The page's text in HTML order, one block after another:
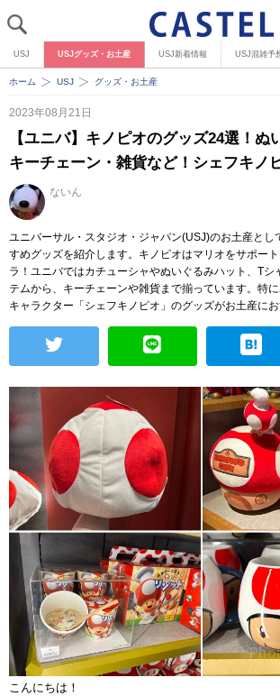
USJ USJグッズ・お土産 USJ新着情報 USJ混雑予
ホーム USJ グッズ・お土産
2023年08月21日
【ユニバ】キノピオのグッズ24選！ぬ
キーチェーン・雑貨など！シェフキノ
ないん
ユニバーサル・スタジオ・ジャパン(USJ)のお土産とし
すめグッズを紹介します。キノピオはマリオをサポー
ラ！ユニバではカチューシャやぬいぐるみハット、Tシ
テムから、キーチェーンや雑貨まで揃っています。特
キャラクター「シェフキノピオ」のグッズがお土産にお
こんにちは！